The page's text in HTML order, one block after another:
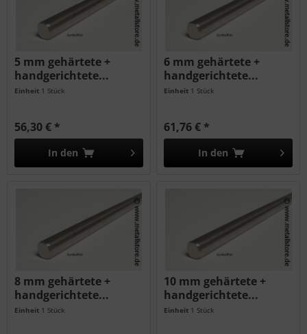
5 mm gehärtete +
handgerichtete...
Einheit 1 Stück
56,30 € *
In den
6 mm gehärtete +
handgerichtete...
Einheit 1 Stück
61,76 € *
In den
8 mm gehärtete +
handgerichtete...
Einheit 1 Stück
10 mm gehärtete +
handgerichtete...
Einheit 1 Stück